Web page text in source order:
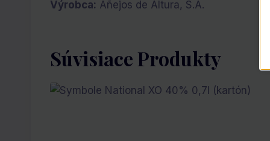
Výrobca: Añejos de Altura, S.A.
Súvisiace Produkty